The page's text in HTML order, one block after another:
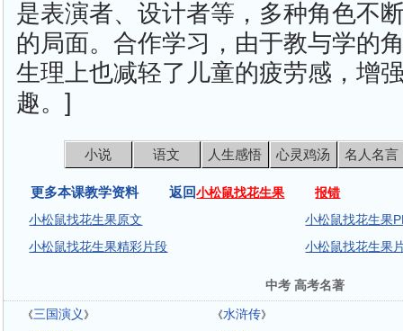
是表演者、设计者等，多种角色不
的局面。合作学习，由于教与学的
生理上也减轻了儿童的疲劳感，增
趣。]
小说 语文 人生感悟 心灵鸡汤 名人名言
更多本课教学资料 返回小松鼠找花生果
报错
小松鼠找花生果原文
小松鼠找花生果
小松鼠找花生果精彩片段
小松鼠找花生果
中考 高考名著
《三国演义 》 《水浒传》